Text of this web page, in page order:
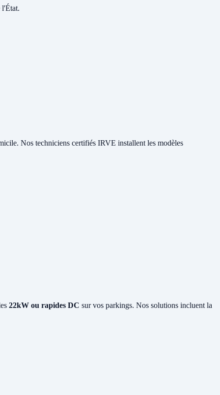
l'État.
Nos techniciens certifiés IRVE installent les modèles
22kW ou rapides DC sur vos parkings. Nos solutions incluent la